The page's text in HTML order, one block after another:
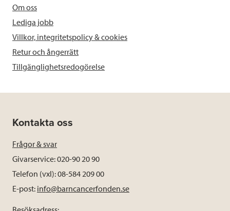
Om oss
Lediga jobb
Villkor, integritetspolicy & cookies
Retur och ångerrätt
Tillgänglighetsredogörelse
Kontakta oss
Frågor & svar
Givarservice: 020-90 20 90
Telefon (vxl): 08-584 209 00
E-post: info@barncancerfonden.se